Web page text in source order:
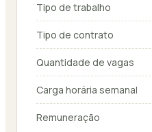
Tipo de trabalho
Tipo de contrato
Quantidade de vagas
Carga horária semanal
Remuneração